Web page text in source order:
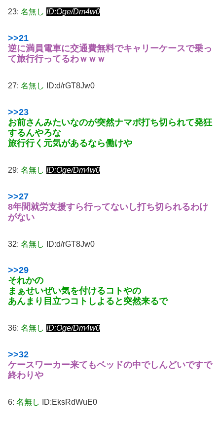
23: 名無し ID:Oge/Dm4w0
>>21
逆に満員電車に交通費無料でキャリーケースで乗っ
て旅行行ってるわｗｗｗ
27: 名無し ID:d/rGT8Jw0
>>23
お前さんみたいなのが突然ナマポ打ち切られて発狂
するんやろな
旅行行く元気があるなら働けや
29: 名無し ID:Oge/Dm4w0
>>27
8年間就労支援すら行ってないし打ち切られるわけ
がない
32: 名無し ID:d/rGT8Jw0
>>29
それかの
まぁせいぜい気を付けるコトやの
あんまり目立つコトしよると突然来るで
36: 名無し ID:Oge/Dm4w0
>>32
ケースワーカー来てもベッドの中でしんどいですで
終わりや
6: 名無し ID:EksRdWuE0